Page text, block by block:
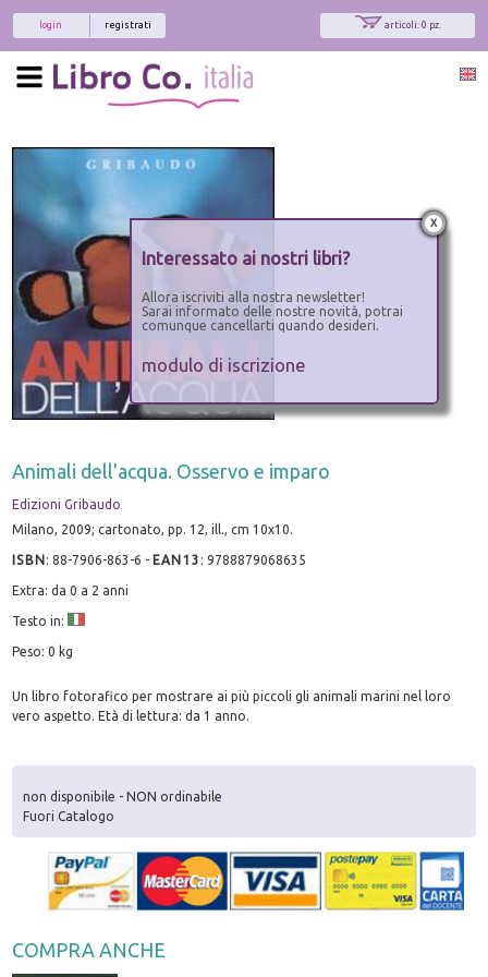
articoli: 0 pz.
registrati
login
Animali dell'acqua. Osservo e imparo
Edizioni Gribaudo
Milano, 2009; cartonato, pp. 12, ill., cm 10x10.
ISBN:88-7906-863-6 - EAN13 :9788879068635
Extra: da 0 a 2 anni
Testo in:
Peso: 0 kg
Un libro fotorafico per mostrare ai più piccoli gli animali marini nel loro
vero aspetto. Età di lettura: da 1 anno.
non disponibile - NON ordinabile
Fuori Catalogo
COMPRA ANCHE
x
Interessato ai nostri libri?
Allora iscriviti alla nostra newsletter!
Sarai informato delle nostre novità, potrai
comunque cancellarti quando desideri.
modulo di iscrizione